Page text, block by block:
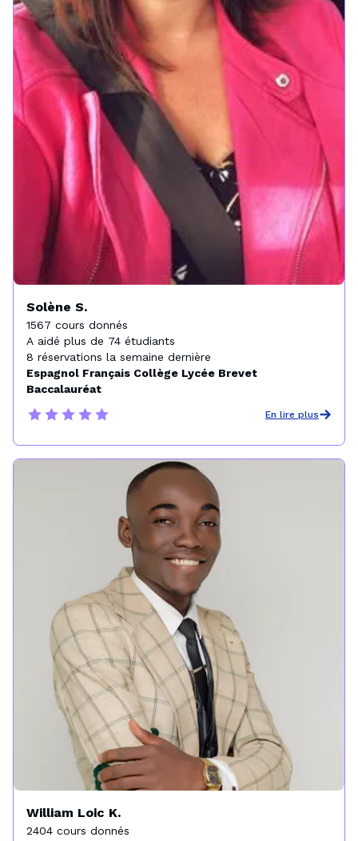
Solène S.
1567 cours donnés
A aidé plus de 74 étudiants
8 réservations la semaine dernière
Espagnol Français Collège Lycée Brevet
Baccalauréat
En lire plus
William Loic K.
2404 cours donnés